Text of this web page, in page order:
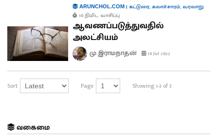
ARUNCHOL.COM| கட்டுரை, கலாச்சாரம், வரலாறு
10 நிமிட வாசிப்பு
ஆவணப்படுத்துவதில்
அலட்சியம்
மு.இராமநாதன் 19 Jul 2022
Sort Page Showing 1-3 of 3
வகைமை